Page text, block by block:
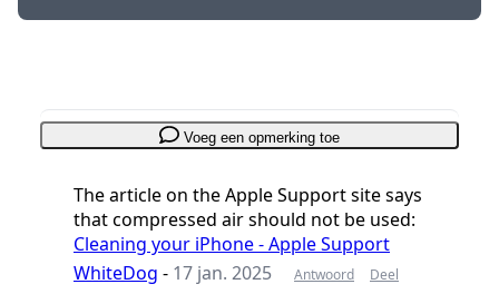
Voeg een opmerking toe
The article on the Apple Support site says
that compressed air should not be used:
Cleaning your iPhone - Apple Support
WhiteDog - 17 jan. 2025 Antwoord Deel